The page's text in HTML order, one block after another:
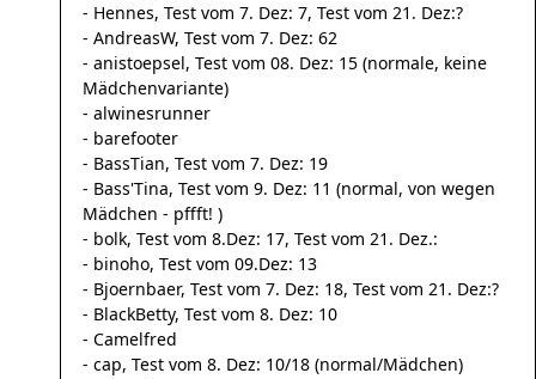
- Hennes, Test vom 7. Dez: 7, Test vom 21. Dez:?
- AndreasW, Test vom 7. Dez: 62
- anistoepsel, Test vom 08. Dez: 15 (normale, keine
Mädchenvariante)
- alwinesrunner
- barefooter
- BassTian, Test vom 7. Dez: 19
- Bass'Tina, Test vom 9. Dez: 11 (normal, von wegen
Mädchen - pffft! )
- bolk, Test vom 8.Dez: 17, Test vom 21. Dez.:
- binoho, Test vom 09.Dez: 13
- Bjoernbaer, Test vom 7. Dez: 18, Test vom 21. Dez:?
- BlackBetty, Test vom 8. Dez: 10
- Camelfred
- cap, Test vom 8. Dez: 10/18 (normal/Mädchen)